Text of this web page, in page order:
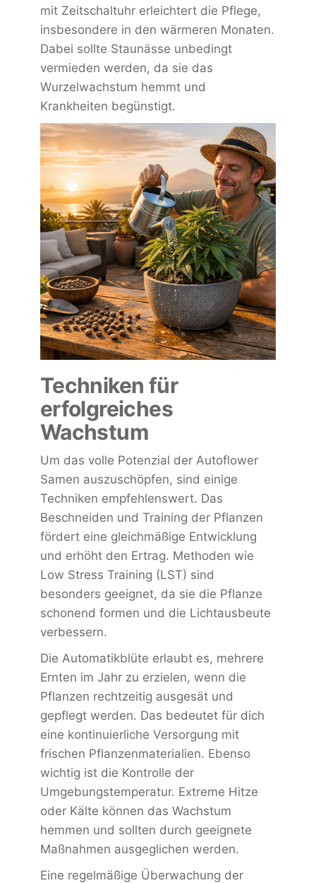
mit Zeitschaltuhr erleichtert die Pflege,
insbesondere in den wärmeren Monaten.
Dabei sollte Staunässe unbedingt
vermieden werden, da sie das
Wurzelwachstum hemmt und
Krankheiten begünstigt.
Techniken für
erfolgreiches
Wachstum
Um das volle Potenzial der Autoflower
Samen auszuschöpfen, sind einige
Techniken empfehlenswert. Das
Beschneiden und Training der Pflanzen
fördert eine gleichmäßige Entwicklung
und erhöht den Ertrag. Methoden wie
Low Stress Training (LST) sind
besonders geeignet, da sie die Pflanze
schonend formen und die Lichtausbeute
verbessern.
Die Automatikblüte erlaubt es, mehrere
Ernten im Jahr zu erzielen, wenn die
Pflanzen rechtzeitig ausgesät und
gepflegt werden. Das bedeutet für dich
eine kontinuierliche Versorgung mit
frischen Pflanzenmaterialien. Ebenso
wichtig ist die Kontrolle der
Umgebungstemperatur. Extreme Hitze
oder Kälte können das Wachstum
hemmen und sollten durch geeignete
Maßnahmen ausgeglichen werden.
Eine regelmäßige Überwachung der